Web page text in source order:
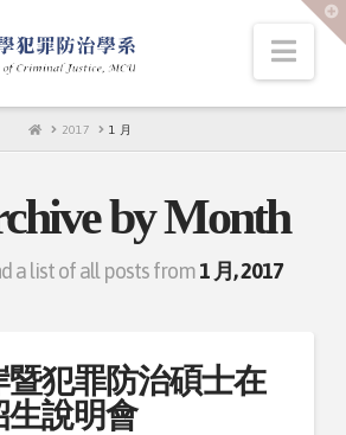
HOME
2017 1 月
by Month
a list of all posts from1 月, 2017
犯罪防治碩士在
說明會